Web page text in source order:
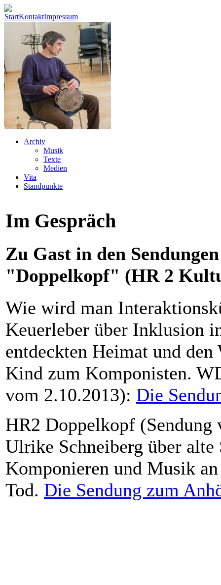
StartKontaktImpressum
Archiv
Musik
Texte
Medien
Vita
Standpunkte
Im Gespräch
Zu Gast in den
"Doppelkopf" (HR 2
Wie wird man
Keuerleber über Inklusion
entdeckten Heimat und den
Kind zum Komponisten.
vom 2.10.2013): Die
HR2 Doppelkopf
Ulrike Schneiberg über
Komponieren und Musik
Tod. Die Sendung zum